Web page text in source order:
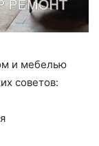
и мебелью
советов: